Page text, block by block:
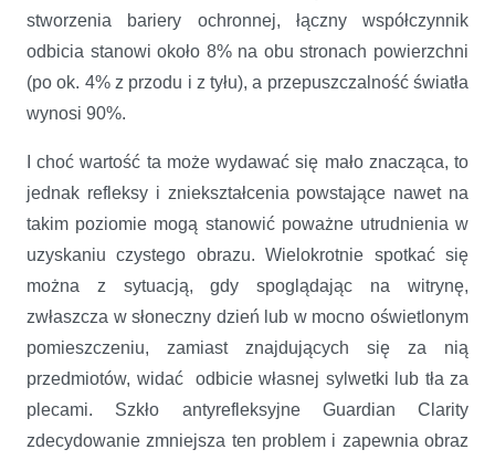
stworzenia bariery ochronnej, łączny współczynnik
odbicia stanowi około 8% na obu stronach powierzchni
(po ok. 4% z przodu i z tyłu), a przepuszczalność światła
wynosi 90%.
I choć wartość ta może wydawać się mało znacząca, to
jednak refleksy i zniekształcenia powstające nawet na
takim poziomie mogą stanowić poważne utrudnienia w
uzyskaniu czystego obrazu. Wielokrotnie spotkać się
można z sytuacją, gdy spoglądając na witrynę,
zwłaszcza w słoneczny dzień lub w mocno oświetlonym
pomieszczeniu, zamiast znajdujących się za nią
przedmiotów, widać odbicie własnej sylwetki lub tła za
plecami. Szkło antyrefleksyjne Guardian Clarity
zdecydowanie zmniejsza ten problem i zapewnia obraz